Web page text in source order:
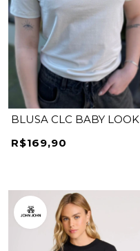
BLUSA CLC BABY LOOK
R$169,90